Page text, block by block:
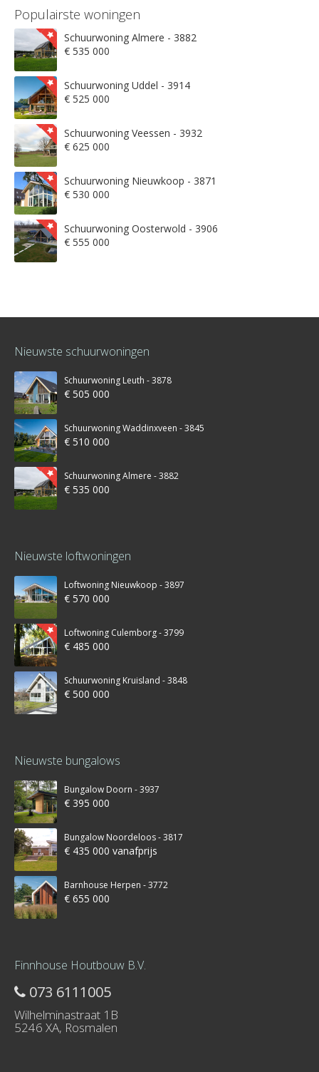
Populairste woningen
Schuurwoning Almere - 3882
€ 535 000
Schuurwoning Uddel - 3914
€ 525 000
Schuurwoning Veessen - 3932
€ 625 000
Schuurwoning Nieuwkoop - 3871
€ 530 000
Schuurwoning Oosterwold - 3906
€ 555 000
Nieuwste schuurwoningen
Schuurwoning Leuth - 3878
€ 505 000
Schuurwoning Waddinxveen - 3845
€ 510 000
Schuurwoning Almere - 3882
€ 535 000
Nieuwste loftwoningen
Loftwoning Nieuwkoop - 3897
€ 570 000
Loftwoning Culemborg - 3799
€ 485 000
Schuurwoning Kruisland - 3848
€ 500 000
Nieuwste bungalows
Bungalow Doorn - 3937
€ 395 000
Bungalow Noordeloos - 3817
€ 435 000 vanafprijs
Barnhouse Herpen - 3772
€ 655 000
Finnhouse Houtbouw B.V.
073 6111005
Wilhelminastraat 1B
5246 XA, Rosmalen